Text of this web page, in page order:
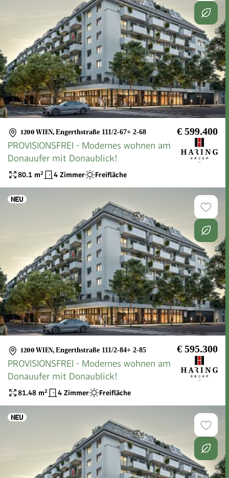
1200 WIEN, Engerthstraße 111/2-67+ 2-68 € 599.400
PROVISIONSFREI - Modernes wohnen am
Donauufer mit Donaublick!
80.1 m² 4 Zimmer Freifläche
1200 WIEN, Engerthstraße 111/2-84+ 2-85 € 595.300
PROVISIONSFREI - Modernes wohnen am
Donauufer mit Donaublick!
81.48 m² 4 Zimmer Freifläche